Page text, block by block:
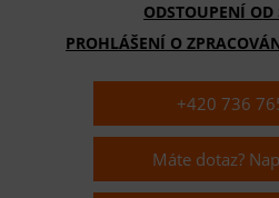
ODSTOUPENÍ
PROHLÁŠENÍ O
+420 736
Máte dotaz?